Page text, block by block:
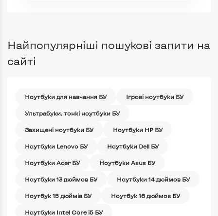
Найпопулярніші пошукові запити на
сайті
Ноутбуки для навчання БУ Iгрові ноутбуки БУ
Ультрабуки, тонкі ноутбуки БУ
Захищені ноутбуки БУ Ноутбуки HP БУ
Ноутбуки Lenovo БУ Ноутбуки Dell БУ
Ноутбуки Acer БУ Ноутбуки Asus БУ
Ноутбуки 13 дюймов БУ Ноутбуки 14 дюймов БУ
Ноутбук 15 дюймів БУ Ноутбук 16 дюймов БУ
Ноутбуки Intel Core i5 БУ